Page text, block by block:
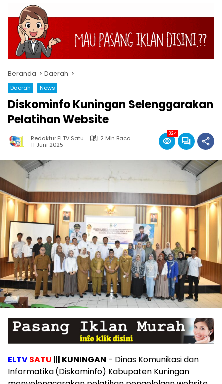
Beranda Daerah
Daerah News
Diskominfo Kuningan Selenggarakan
Pelatihan Website
Redaktur ELTV Satu
2 Min Baca
11 Juni 2025
324
ELTVSATU ||| KUNINGAN – Dinas Komunikasi dan
Informatika (Diskominfo) Kabupaten Kuningan